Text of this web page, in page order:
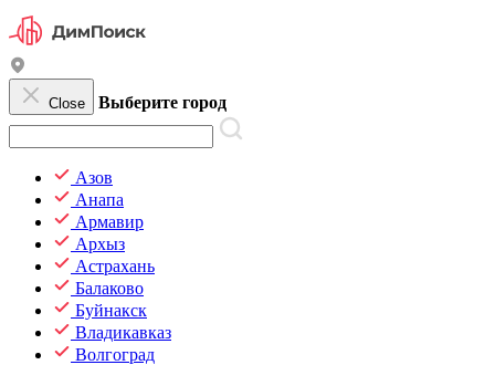
Close Выберите город
Азов
Анапа
Армавир
Архыз
Астрахань
Балаково
Буйнакск
Владикавказ
Волгоград